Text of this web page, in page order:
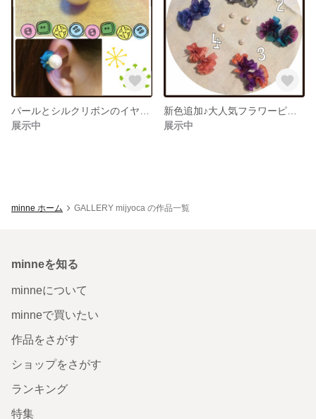
展示中
展示中
minne ホーム GALLERY mijyoca の作品一覧
minneを知る
minneについて
minneで買いたい
作品をさがす
ショップをさがす
ランキング
特集